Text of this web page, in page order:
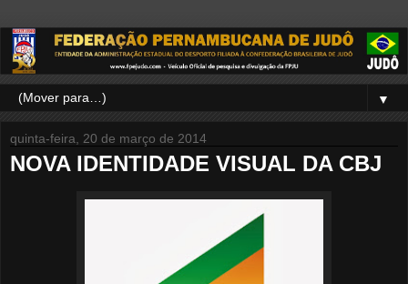
▼
quinta-feira, 20 de março de 2014
NOVA IDENTIDADE VISUAL DA CBJ